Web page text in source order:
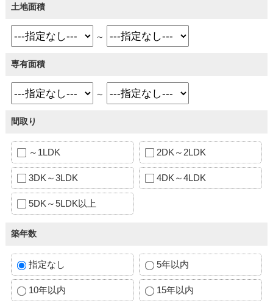
土地面積
～
専有面積
～
間取り
～1LDK 2DK～2LDK
3DK～3LDK 4DK～4LDK
5DK～5LDK以上
築年数
指定なし 5年以内
10年以内 15年以内